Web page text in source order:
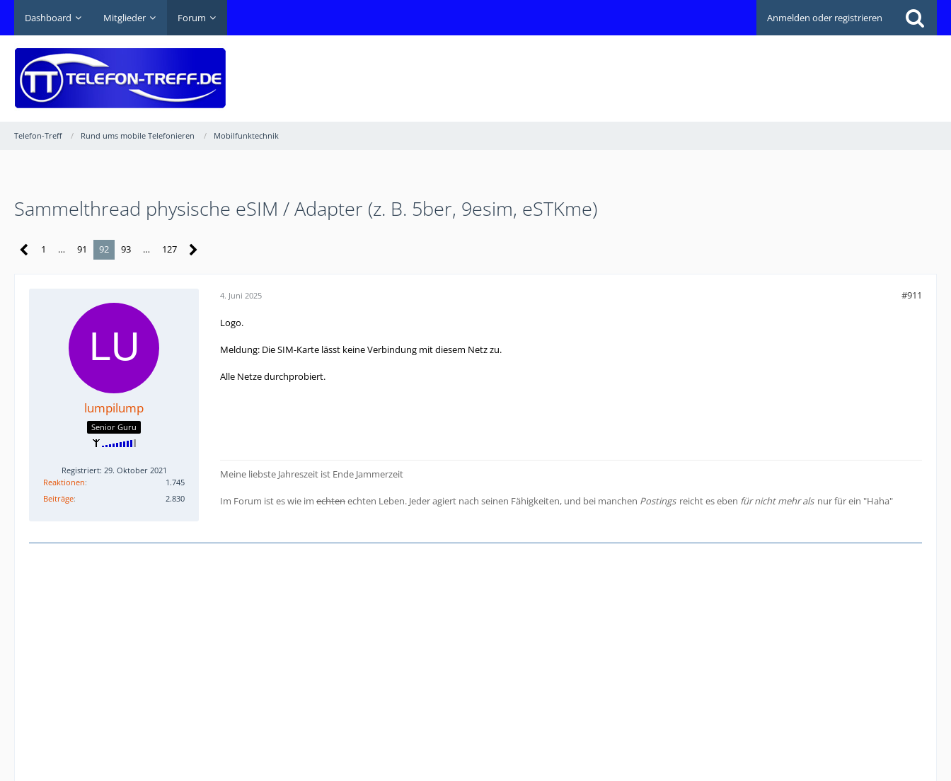
Dashboard Mitglieder Forum Anmelden oder registrieren
Telefon-Treff Rund ums mobile Telefonieren Mobilfunktechnik
Sammelthread physische eSIM / Adapter (z. B. 5ber, 9esim, eSTKme)
1 … 91 92 93 … 127
lumpilump
Senior Guru
Registriert: 29. Oktober 2021
Reaktionen
1.745
Beiträge
2.830
4. Juni 2025 #911
Logo.
Meldung: Die SIM-Karte lässt keine Verbindung mit diesem Netz zu.
Alle Netze durchprobiert.
Meine liebste Jahreszeit ist Ende Jammerzeit
Im Forum ist es wie im echtenechten Leben. Jeder agiert nach seinen Fähigkeiten, und bei manchen Postings reicht es eben für nicht mehr als nur für ein "Haha"